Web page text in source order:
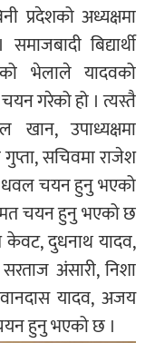
प्रदेशको अध्यक्षमा
बिद्यार्थी
भेलाले यादवको
चयन गरेको हो । त्यस्तै
खान, उपाध्यक्षमा
सचिवमा राजेश
धवल चयन हुनु भएको
चयन हुनु भएको छ
केवट, दुधनाथ यादव,
अंसारी, निशा
यादव, अजय
हुनु भएको छ ।